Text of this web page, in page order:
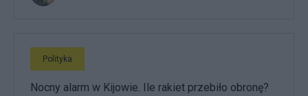
Polityka
Nocny alarm w Kijowie. Ile rakiet przebiło obronę?